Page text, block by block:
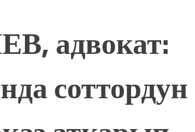
СИМВОЛУ
көрүү үчүн
более 20
темадагы
жакшы
адвокат:
соттордун